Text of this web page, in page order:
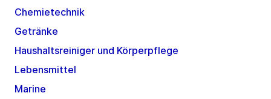
Chemietechnik
Getränke
Haushaltsreiniger und Körperpflege
Lebensmittel
Marine